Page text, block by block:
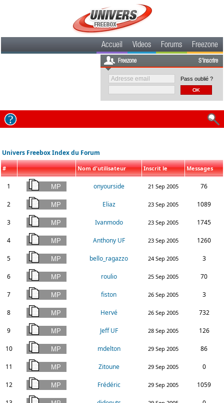
Accueil Videos Forums Freezone
Freezone S'inscrire
Pass oublié ?
Univers Freebox Index du Forum
# Nom d'utilisateur Inscrit le Messages
1 onyourside 21 Sep 2005 76
2 Eliaz 23 Sep 2005 1089
3 Ivanmodo 23 Sep 2005 1745
4 Anthony UF 23 Sep 2005 1260
5 bello_ragazzo 24 Sep 2005 3
6 roulio 25 Sep 2005 70
7 fiston 26 Sep 2005 3
8 Hervé 26 Sep 2005 732
9 Jeff UF 28 Sep 2005 126
10 mdelton 29 Sep 2005 86
11 Zitoune 29 Sep 2005 0
12 Frédéric 29 Sep 2005 1059